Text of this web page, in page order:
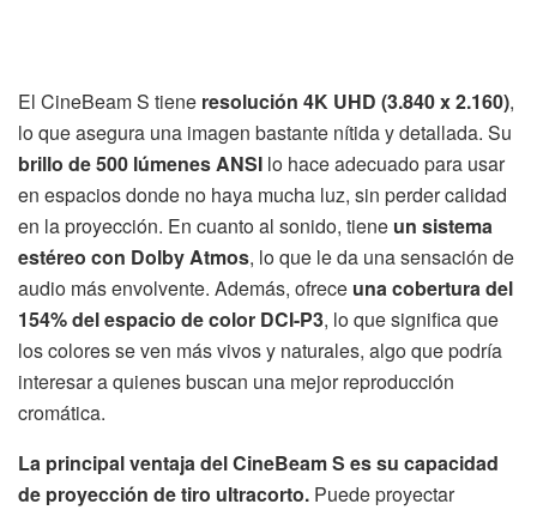
El CineBeam S tiene resolución 4K UHD (3.840 x 2.160),
lo que asegura una imagen bastante nítida y detallada. Su
brillo de 500 lúmenes ANSI lo hace adecuado para usar
en espacios donde no haya mucha luz, sin perder calidad
en la proyección. En cuanto al sonido, tiene un sistema
estéreo con Dolby Atmos, lo que le da una sensación de
audio más envolvente. Además, ofrece una cobertura del
154% del espacio de color DCI-P3, lo que significa que
los colores se ven más vivos y naturales, algo que podría
interesar a quienes buscan una mejor reproducción
cromática.
La principal ventaja del CineBeam S es su capacidad
de proyección de tiro ultracorto. Puede proyectar